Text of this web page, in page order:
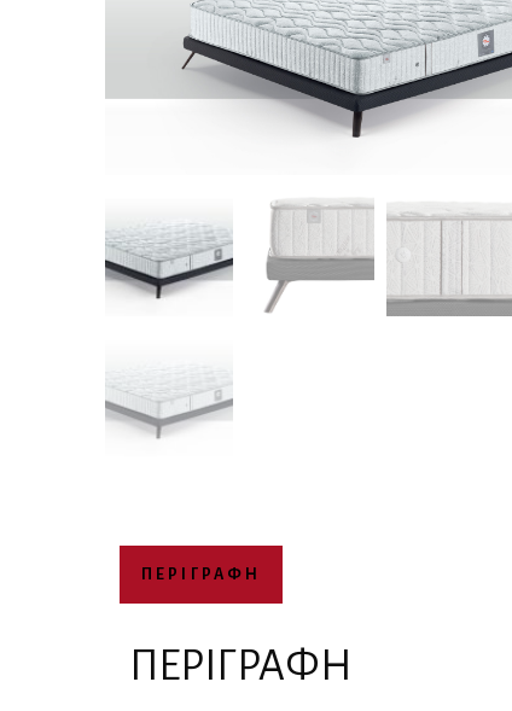
ΠΕΡΙΓΡΑΦΉ
ΠΕΡΙΓΡΑΦΉ